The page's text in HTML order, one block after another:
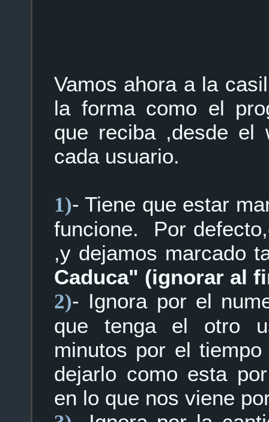
Vamos ahora a la
la forma como el
que reciba ,desde el
cada usuario.
1)- Tiene que estar
funcione. Por
,y dejamos marcado
Caduca" (ignorar al
2)- Ignora por el
que tenga el otro
minutos por el
dejarlo como esta
en lo que nos viene